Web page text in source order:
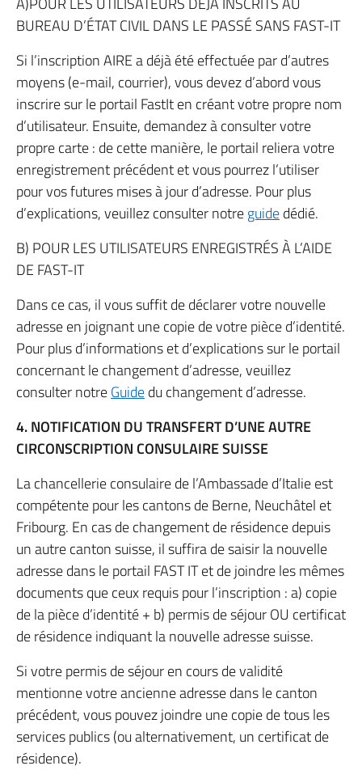
BUREAU D’ÉTAT CIVIL DANS LE PASSÉ SANS FAST-IT
Si l’inscription AIRE a déjà été effectuée par d’autres
moyens (e-mail, courrier), vous devez d’abord vous
inscrire sur le portail FastIt en créant votre propre nom
d’utilisateur. Ensuite, demandez à consulter votre
propre carte : de cette manière, le portail reliera votre
enregistrement précédent et vous pourrez l’utiliser
pour vos futures mises à jour d’adresse. Pour plus
d’explications, veuillez consulter notreguidedédié.
B) POUR LES UTILISATEURS ENREGISTRÉS À L’AIDE
DE FAST-IT
Dans ce cas, il vous suffit de déclarer votre nouvelle
adresse en joignant une copie de votre pièce d’identité.
Pour plus d’informations et d’explications sur le portail
concernant le changement d’adresse, veuillez
consulter notreGuidedu changement d’adresse.
4. NOTIFICATION DU TRANSFERT D’UNE AUTRE
CIRCONSCRIPTION CONSULAIRE SUISSE
La chancellerie consulaire de l’Ambassade d’Italie est
compétente pour les cantons de Berne, Neuchâtel et
Fribourg. En cas de changement de résidence depuis
un autre canton suisse, il suffira de saisir la nouvelle
adresse dans le portail FAST IT et de joindre les mêmes
documents que ceux requis pour l’inscription : a) copie
de la pièce d’identité + b) permis de séjour OU certificat
de résidence indiquant la nouvelle adresse suisse.
Si votre permis de séjour en cours de validité
mentionne votre ancienne adresse dans le canton
précédent, vous pouvez joindre une copie de tous les
services publics (ou alternativement, un certificat de
résidence).